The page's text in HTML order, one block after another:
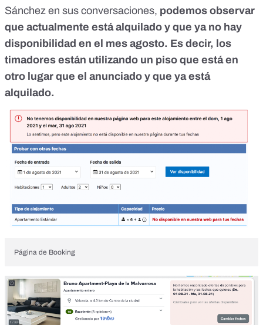
Sánchez en sus conversaciones, podemos observar
que actualmente está alquilado y que ya no hay
disponibilidad en el mes agosto. Es decir, los
timadores están utilizando un piso que está en
otro lugar que el anunciado y que ya está
alquilado.
Página de Booking